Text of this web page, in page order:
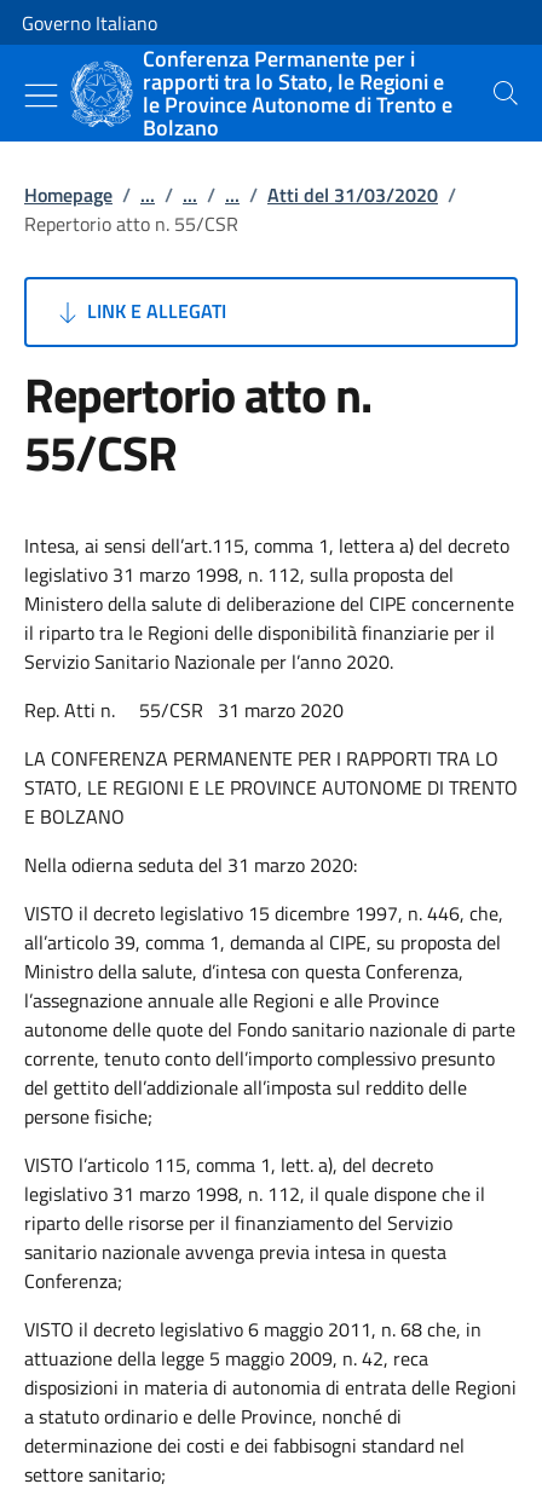
Vai al contenuto
Vai alla navigazione del sito
Governo Italiano
Conferenza Permanente per i
rapporti tra lo Stato, le Regioni e
le Province Autonome di Trento e
Bolzano
Cerca
Homepage / ... / ... / ... / Atti del 31/03/2020 /
Repertorio atto n. 55/CSR
LINK E ALLEGATI
Repertorio atto n.
55/CSR
Intesa, ai sensi dell’art.115, comma 1, lettera a) del decreto
legislativo 31 marzo 1998, n. 112, sulla proposta del
Ministero della salute di deliberazione del CIPE concernente
il riparto tra le Regioni delle disponibilità finanziarie per il
Servizio Sanitario Nazionale per l’anno 2020.
Rep. Atti n. 55/CSR 31 marzo 2020
LA CONFERENZA PERMANENTE PER I RAPPORTI TRA LO
STATO, LE REGIONI E LE PROVINCE AUTONOME DI TRENTO
E BOLZANO
Nella odierna seduta del 31 marzo 2020:
VISTO il decreto legislativo 15 dicembre 1997, n. 446, che,
all’articolo 39, comma 1, demanda al CIPE, su proposta del
Ministro della salute, d’intesa con questa Conferenza,
l’assegnazione annuale alle Regioni e alle Province
autonome delle quote del Fondo sanitario nazionale di parte
corrente, tenuto conto dell’importo complessivo presunto
del gettito dell’addizionale all’imposta sul reddito delle
persone fisiche;
VISTO l’articolo 115, comma 1, lett. a), del decreto
legislativo 31 marzo 1998, n. 112, il quale dispone che il
riparto delle risorse per il finanziamento del Servizio
sanitario nazionale avvenga previa intesa in questa
Conferenza;
VISTO il decreto legislativo 6 maggio 2011, n. 68 che, in
attuazione della legge 5 maggio 2009, n. 42, reca
disposizioni in materia di autonomia di entrata delle Regioni
a statuto ordinario e delle Province, nonché di
determinazione dei costi e dei fabbisogni standard nel
settore sanitario;